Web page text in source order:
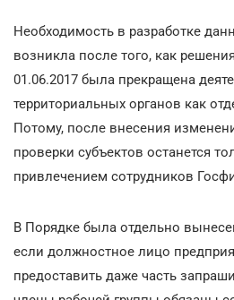
Необходимость в разработке
возникла после того, как
01.06.2017 была прекращена
территориальных органов как
Потому, после внесения
проверки субъектов останется
привлечением сотрудников
В Порядке была отдельно
если должностное лицо
предоставить даже часть